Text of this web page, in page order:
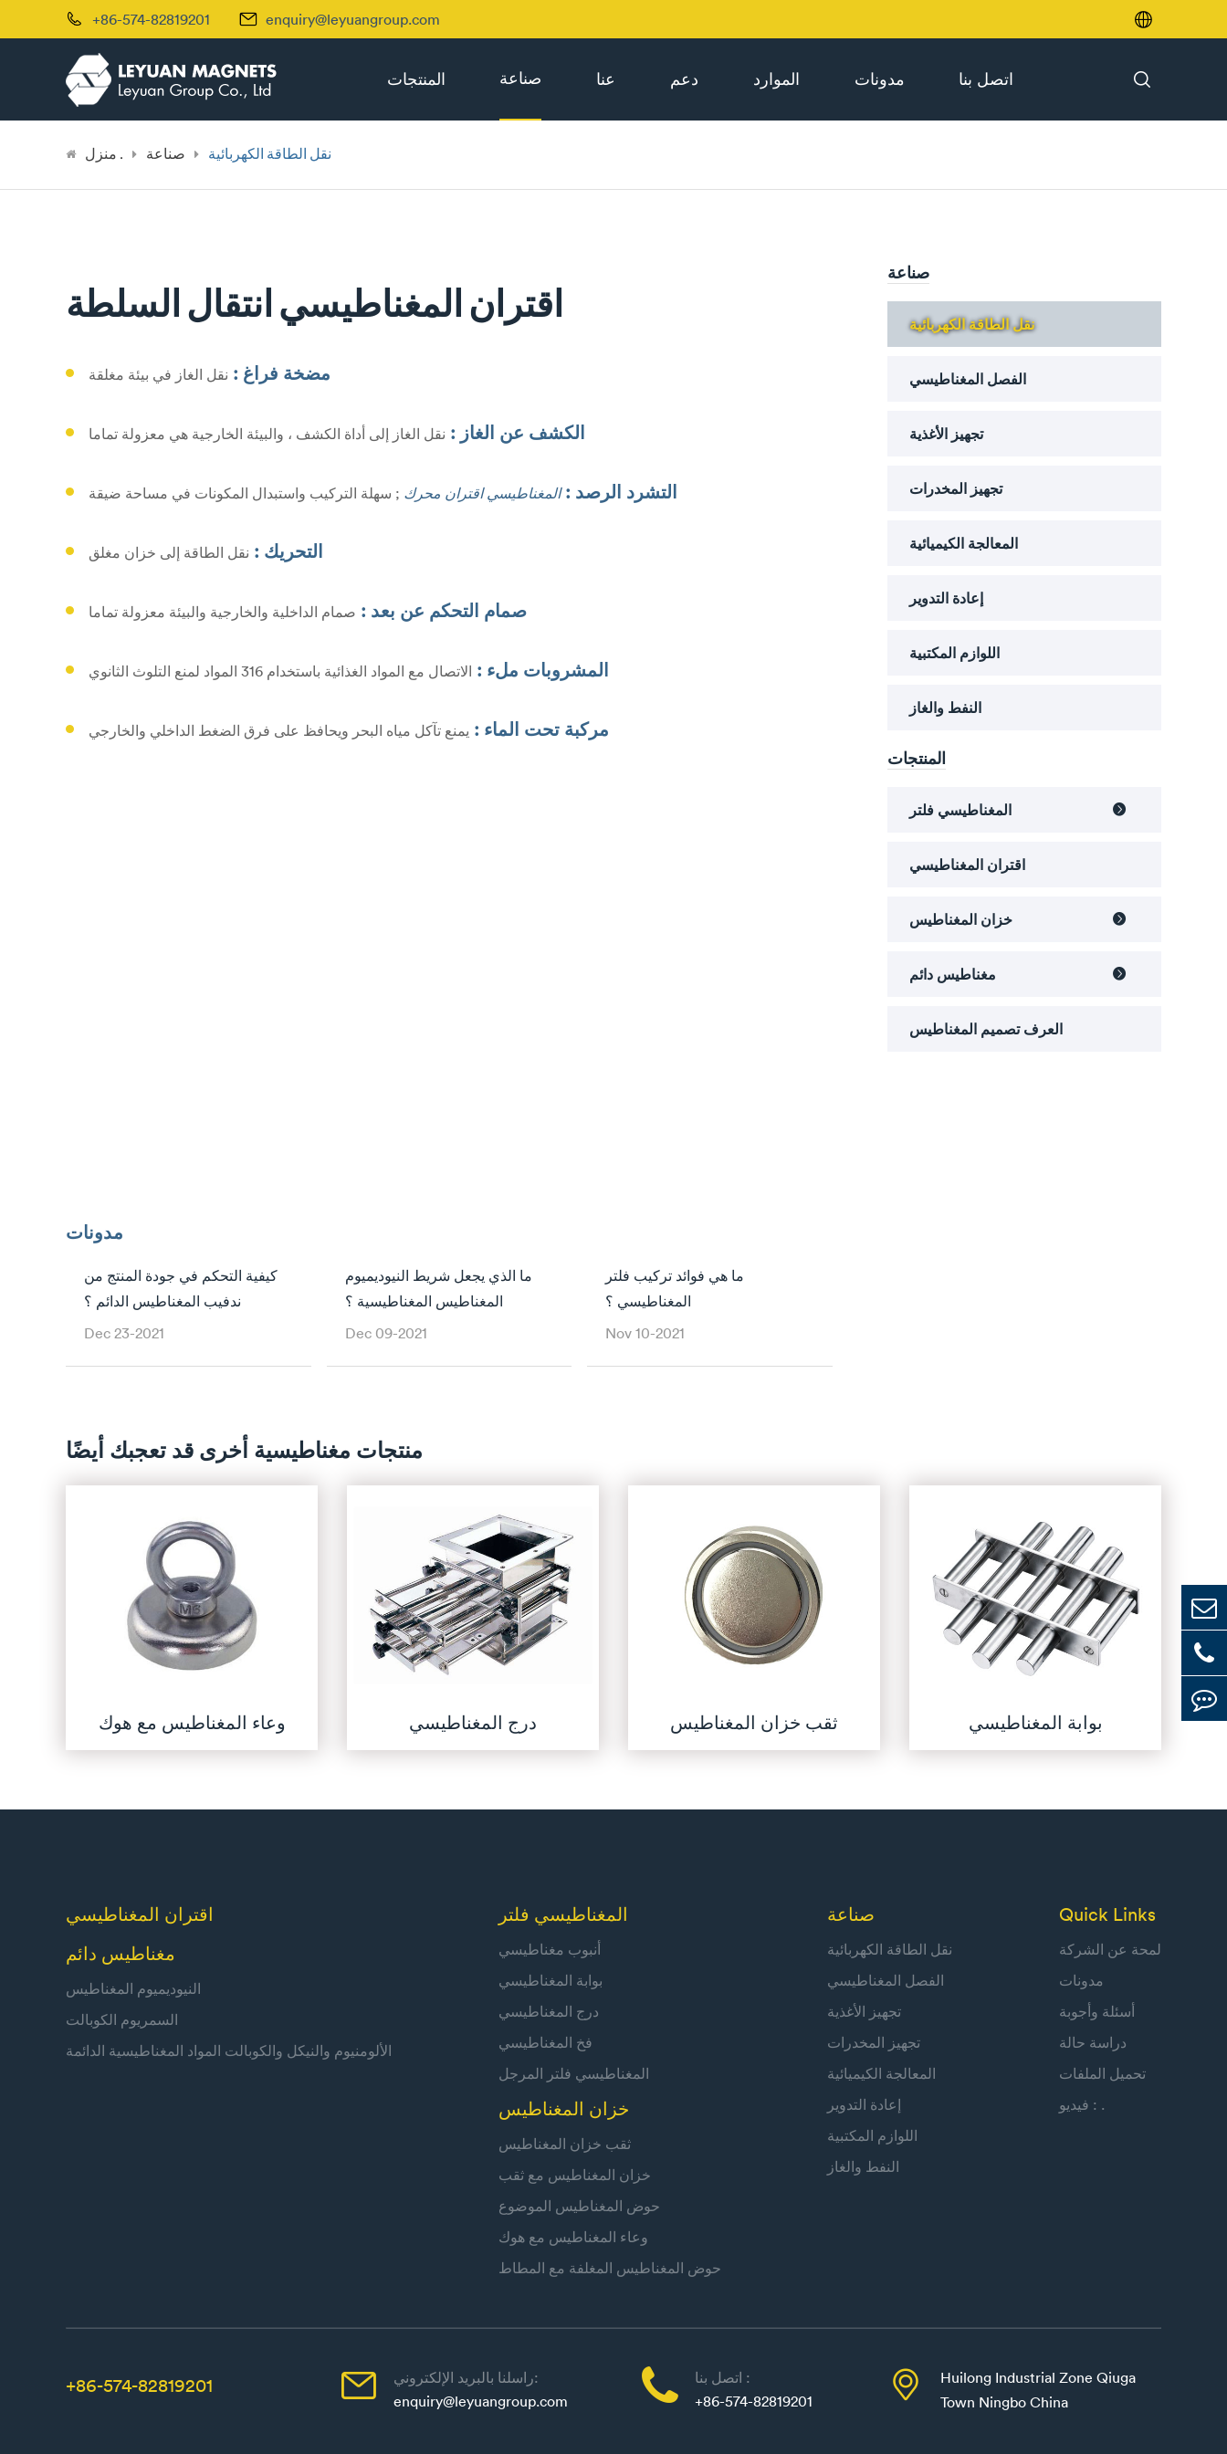
 +86-574-82819201  enquiry@leyuangroup.com 
المنتجات صناعة عنا دعم الموارد مدونات اتصل بنا 
منزل . صناعة نقل الطاقة الكهربائية
اقتران المغناطيسي انتقال السلطة
مضخة فراغ : نقل الغاز في بيئة مغلقة
الكشف عن الغاز : نقل الغاز إلى أداة الكشف ، والبيئة الخارجية هي معزولة تماما
التشرد الرصد :المغناطيسي اقتران محرك ; سهلة التركيب واستبدال المكونات في مساحة ضيقة
التحريك : نقل الطاقة إلى خزان مغلق
صمام التحكم عن بعد : صمام الداخلية والخارجية والبيئة معزولة تماما
المشروبات ملء : الاتصال مع المواد الغذائية باستخدام 316 المواد لمنع التلوث الثانوي
مركبة تحت الماء : يمنع تآكل مياه البحر ويحافظ على فرق الضغط الداخلي والخارجي
مدونات
كيفية التحكم في جودة المنتج من
ندفيب المغناطيس الدائم ؟
Dec 23-2021
ما الذي يجعل شريط النيوديميوم
المغناطيس المغناطيسية ؟
Dec 09-2021
ما هي فوائد تركيب فلتر
المغناطيسي ؟
Nov 10-2021
صناعة
نقل الطاقة الكهربائية
الفصل المغناطيسي
تجهيز الأغذية
تجهيز المخدرات
المعالجة الكيميائية
إعادة التدوير
اللوازم المكتبية
النفط والغاز
المنتجات
المغناطيسي فلتر 
اقتران المغناطيسي
خزان المغناطيس 
مغناطيس دائم 
العرف تصميم المغناطيس
منتجات مغناطيسية أخرى قد تعجبك أيضًا
وعاء المغناطيس مع هوك درج المغناطيسي ثقب خزان المغناطيس بوابة المغناطيسي
اقتران المغناطيسي
مغناطيس دائم
النيوديميوم المغناطيس
السمريوم الكوبالت
الألومنيوم والنيكل والكوبالت المواد المغناطيسية الدائمة
المغناطيسي فلتر
أنبوب مغناطيسي
بوابة المغناطيسي
درج المغناطيسي
فخ المغناطيسي
المغناطيسي فلتر المرجل
خزان المغناطيس
ثقب خزان المغناطيس
خزان المغناطيس مع ثقب
حوض المغناطيس الموضوع
وعاء المغناطيس مع هوك
حوض المغناطيس المغلفة مع المطاط
صناعة
نقل الطاقة الكهربائية
الفصل المغناطيسي
تجهيز الأغذية
تجهيز المخدرات
المعالجة الكيميائية
إعادة التدوير
اللوازم المكتبية
النفط والغاز
Quick Links
لمحة عن الشركة
مدونات
أسئلة وأجوبة
دراسة حالة
تحميل الملفات
فيديو : .
+86-574-82819201 
راسلنا بالبريد الإلكتروني:
enquiry@leyuangroup.com

اتصل بنا :
+86-574-82819201

Huilong Industrial Zone Qiuga
Town Ningbo China